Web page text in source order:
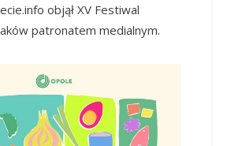
objął XV Festiwal
patronatem medialnym.